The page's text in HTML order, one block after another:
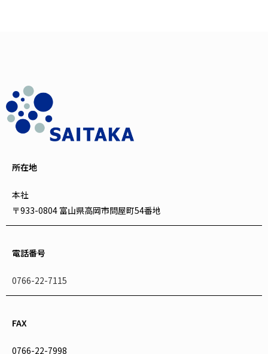
所在地
本社
〒933-0804 富山県高岡市問屋町54番地
電話番号
0766-22-7115
FAX
0766-22-7998